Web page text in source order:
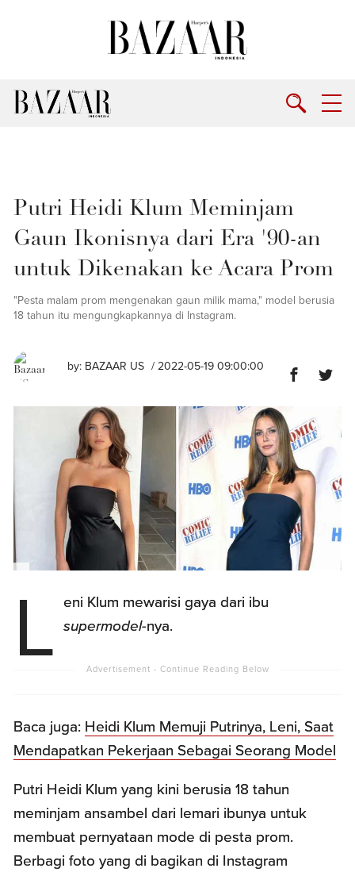
Putri Heidi Klum Meminjam
Gaun Ikonisnya dari Era '90-an
untuk Dikenakan ke Acara Prom
"Pesta malam prom mengenakan gaun milik mama," model berusia
18 tahun itu mengungkapkannya di Instagram.
by: BAZAAR US / 2022-05-19 09:00:00
L eni Klum mewarisi gaya dari ibu
supermodel-nya.
Baca juga: Heidi Klum Memuji Putrinya, Leni, Saat
Mendapatkan Pekerjaan Sebagai Seorang Model
Putri Heidi Klum yang kini berusia 18 tahun
meminjam ansambel dari lemari ibunya untuk
membuat pernyataan mode di pesta prom.
Berbagi foto yang di bagikan di Instagram